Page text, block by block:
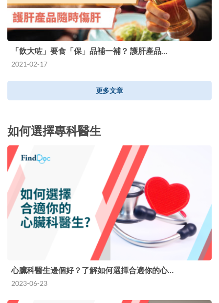
「飲大咗」要食「保」品補一補？ 護肝產品…
2021-02-17
更多文章
如何選擇專科醫生
心臟科醫生邊個好？了解如何選擇合適你的心…
2023-06-23